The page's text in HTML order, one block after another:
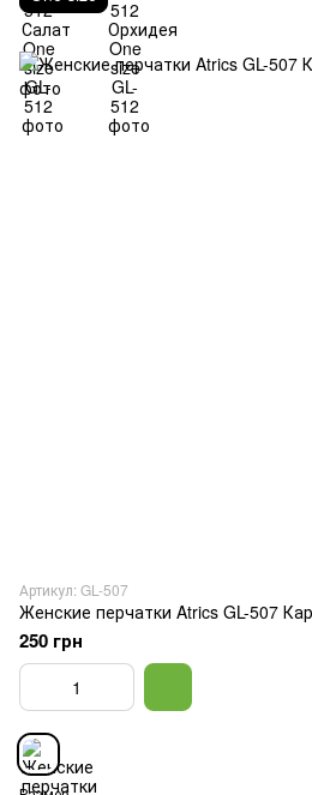
Артикул: GL-507
Женские перчатки Atrics GL-507
250 грн